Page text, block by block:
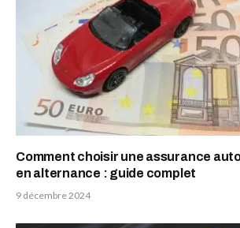
Comment choisir une assurance
en alternance : guide complet
9 décembre 2024